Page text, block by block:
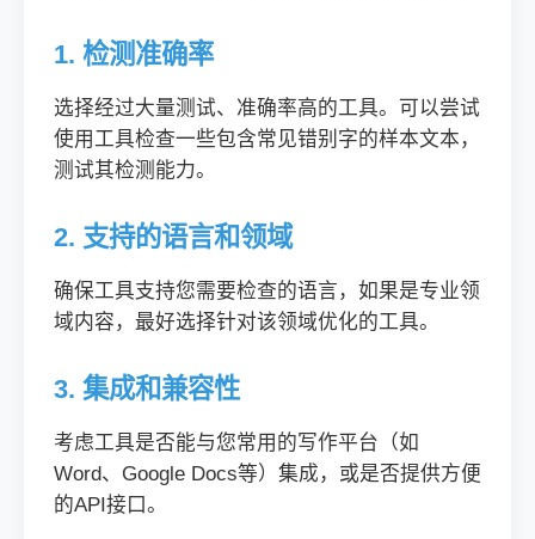
1. 检测准确率
选择经过大量测试、准确率高的工具。可以尝试
使用工具检查一些包含常见错别字的样本文本，
测试其检测能力。
2. 支持的语言和领域
确保工具支持您需要检查的语言，如果是专业领
域内容，最好选择针对该领域优化的工具。
3. 集成和兼容性
考虑工具是否能与您常用的写作平台（如
Word、Google Docs等）集成，或是否提供方便
的API接口。